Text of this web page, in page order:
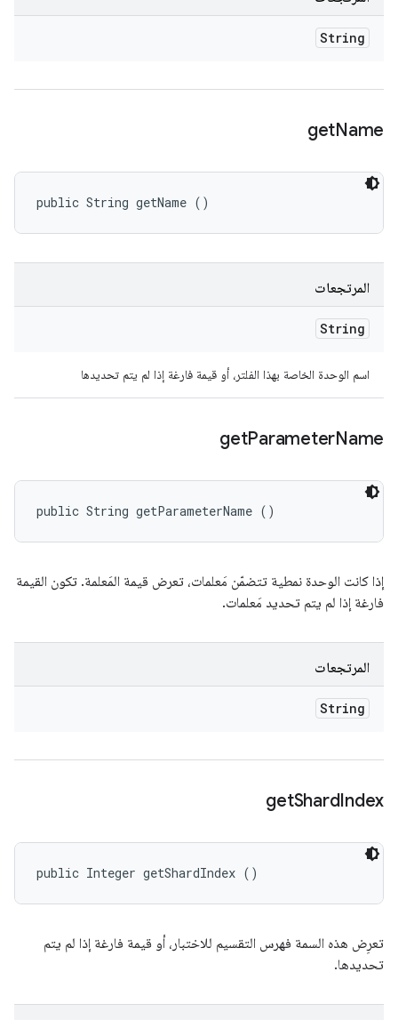
String
getName
public String getName ()
المرتجعات
String
اسم الوحدة الخاصة بهذا الفلتر، أو قيمة فارغة إذا لم يتم تحديدها
getParameterName
public String getParameterName ()
إذا كانت الوحدة نمطية تتضمّن مَعلمات، تعرض قيمة المَعلمة. تكون القيمة
فارغة إذا لم يتم تحديد مَعلمات.
المرتجعات
String
getShardIndex
public Integer getShardIndex ()
تعرِض هذه السمة فهرس التقسيم للاختبار، أو قيمة فارغة إذا لم يتم
تحديدها.